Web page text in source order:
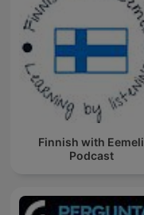
Finnish with Eemeli
Podcast